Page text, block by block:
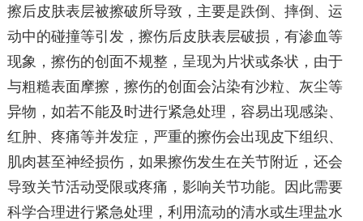
擦后皮肤表层被擦破所导致，主要是跌倒、摔倒、运
动中的碰撞等引发，擦伤后皮肤表层破损，有渗血等
现象，擦伤的创面不规整，呈现为片状或条状，由于
与粗糙表面摩擦，擦伤的创面会沾染有沙粒、灰尘等
异物，如若不能及时进行紧急处理，容易出现感染、
红肿、疼痛等并发症，严重的擦伤会出现皮下组织、
肌肉甚至神经损伤，如果擦伤发生在关节附近，还会
导致关节活动受限或疼痛，影响关节功能。因此需要
科学合理进行紧急处理，利用流动的清水或生理盐水